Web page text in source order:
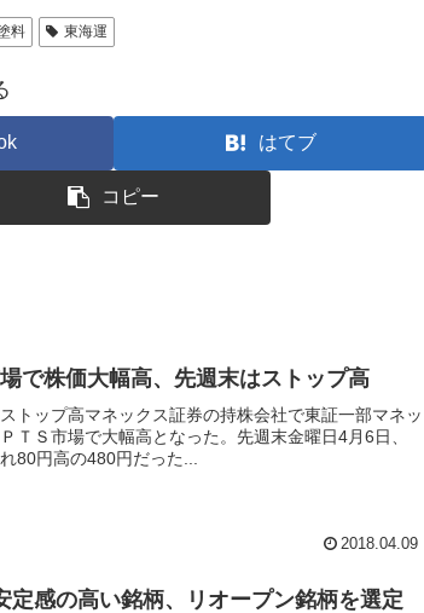
料 東海運
はてブ
コピー
で株価大幅高、先週末はストップ高
トップ高マネックス証券の持株会社で東証一部マネッ
ＴＳ市場で大幅高となった。先週末金曜日4月6日、
80円高の480円だった...
2018.04.09
定感の高い銘柄、リオープン銘柄を選定